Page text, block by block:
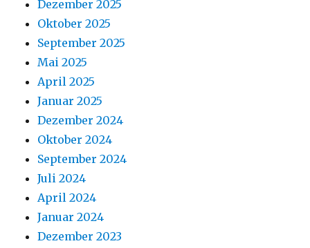
Dezember 2025
Oktober 2025
September 2025
Mai 2025
April 2025
Januar 2025
Dezember 2024
Oktober 2024
September 2024
Juli 2024
April 2024
Januar 2024
Dezember 2023